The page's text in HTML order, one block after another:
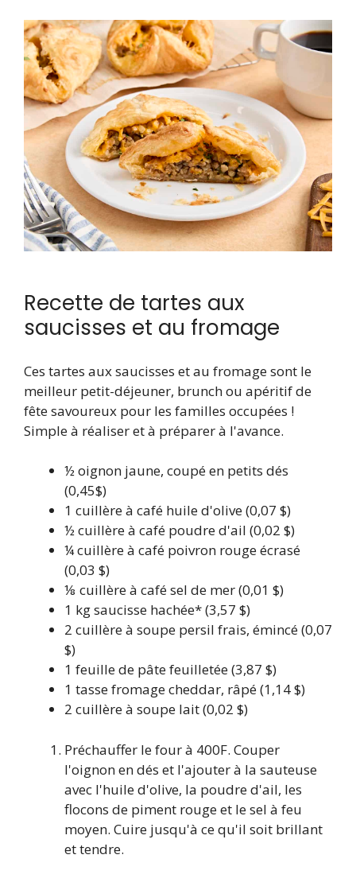
Recette de tartes aux
saucisses et au fromage
Ces tartes aux saucisses et au fromage sont le
meilleur petit-déjeuner, brunch ou apéritif de
fête savoureux pour les familles occupées !
Simple à réaliser et à préparer à l'avance.
½oignon jaune, coupé en petits dés
(0,45$)
1 cuillère à café huile d'olive(0,07 $)
½cuillère à café poudre d'ail (0,02 $)
¼cuillère à café poivron rouge écrasé
(0,03 $)
⅛ cuillère à cafésel de mer(0,01 $)
1 kgsaucisse hachée*(3,57 $)
2 cuillère à soupe persil frais, émincé(0,07
$)
1 feuille de pâte feuilletée(3,87 $)
1 tassefromage cheddar, râpé(1,14 $)
2 cuillère à soupe lait(0,02 $)
Préchauffer le four à 400F. Couper
l'oignon en dés et l'ajouter à la sauteuse
avec l'huile d'olive, la poudre d'ail, les
flocons de piment rouge et le sel à feu
moyen. Cuire jusqu'à ce qu'il soit brillant
et tendre.